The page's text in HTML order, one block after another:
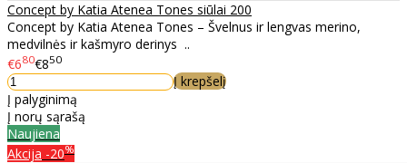
Concept by Katia Atenea Tones siūlai 200
Concept by Katia Atenea Tones – Švelnus ir lengvas merino,
medvilnės ir kašmyro derinys ..
€680€850
Į krepšelį
Į palyginimą
Į norų sąrašą
Naujiena
Akcija -20%